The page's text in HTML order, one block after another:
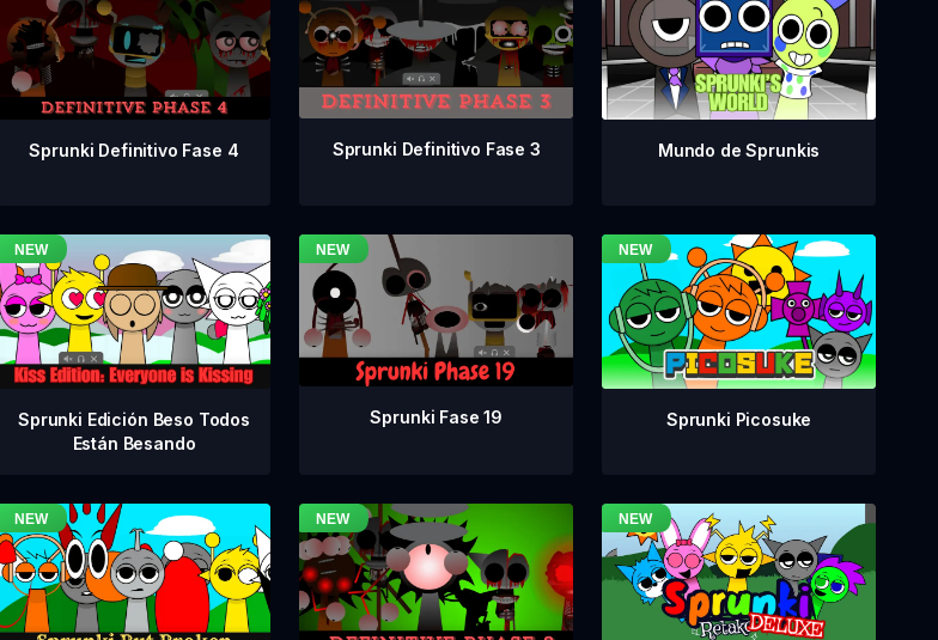
Sprunki Definitivo Fase 4 Sprunki Definitivo Fase 3 Mundo de Sprunkis
Sprunki Edición Beso Todos
Están Besando
Sprunki Fase 19 Sprunki Picosuke